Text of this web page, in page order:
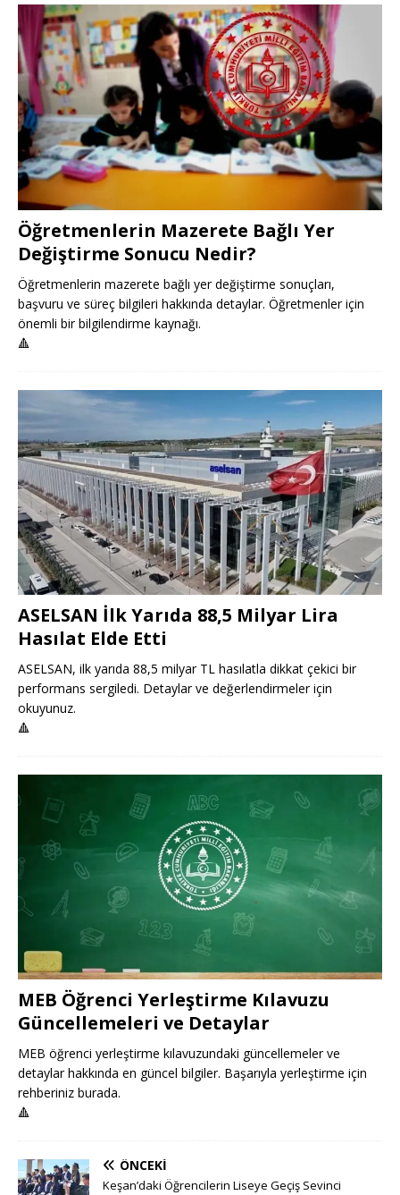
Öğretmenlerin Mazerete Bağlı Yer
Değiştirme Sonucu Nedir?
Öğretmenlerin mazerete bağlı yer değiştirme sonuçları,
başvuru ve süreç bilgileri hakkında detaylar. Öğretmenler için
önemli bir bilgilendirme kaynağı.
🔺
ASELSAN İlk Yarıda 88,5 Milyar Lira
Hasılat Elde Etti
ASELSAN, ilk yarıda 88,5 milyar TL hasılatla dikkat çekici bir
performans sergiledi. Detaylar ve değerlendirmeler için
okuyunuz.
🔺
MEB Öğrenci Yerleştirme Kılavuzu
Güncellemeleri ve Detaylar
MEB öğrenci yerleştirme kılavuzundaki güncellemeler ve
detaylar hakkında en güncel bilgiler. Başarıyla yerleştirme için
rehberiniz burada.
🔺
ÖNCEKI
Keşan’daki Öğrencilerin Liseye Geçiş Sevinci